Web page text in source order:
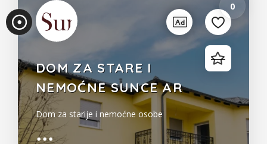
0
DOM ZA STARE I
NEMOĆNE SUNCE AR
Dom za starije i nemoćne osobe